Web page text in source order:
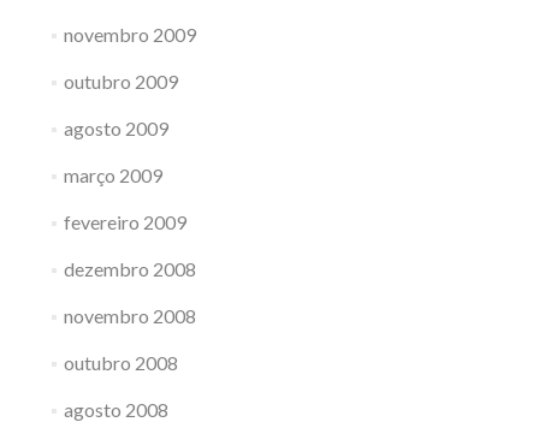
novembro 2009
outubro 2009
agosto 2009
março 2009
fevereiro 2009
dezembro 2008
novembro 2008
outubro 2008
agosto 2008